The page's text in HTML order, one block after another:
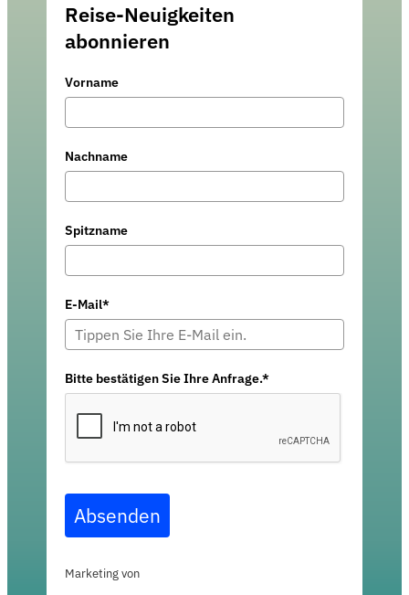
Reise-Neuigkeiten
abonnieren
Vorname
Nachname
Spitzname
E-Mail*
Bitte bestätigen Sie Ihre Anfrage.*
Absenden
Marketing von